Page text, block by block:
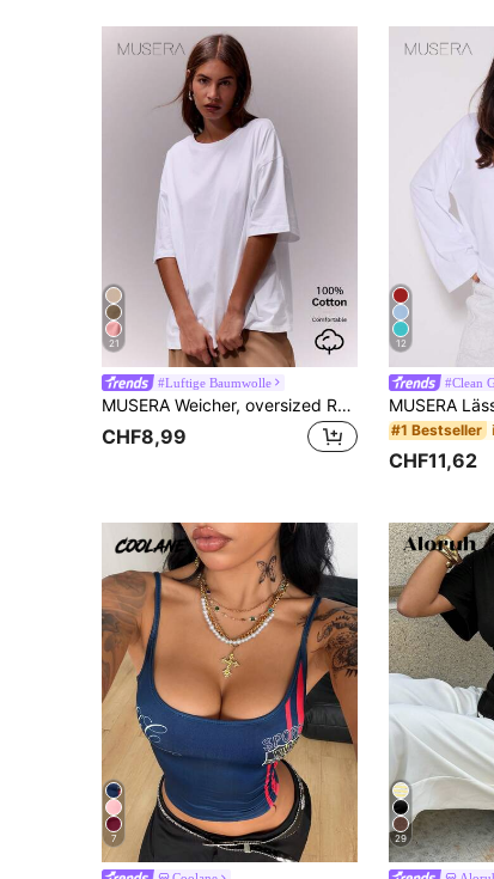
21
#Luftige Baumwolle
MUSERA Weicher, oversized Rundhalsausschnitt T-Shirt, lässige Kapselgarderobe, Everyday Oversized Tee, Flughafen, Rückkehr zur Schule, Frühling Sommer Urlaub
CHF8,99
12
#Clean
#1 Bestseller
CHF11,62
7 29